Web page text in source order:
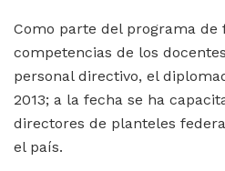
Como parte del programa
competencias de los
personal directivo, el
2013; a la fecha se ha
directores de planteles
el país.